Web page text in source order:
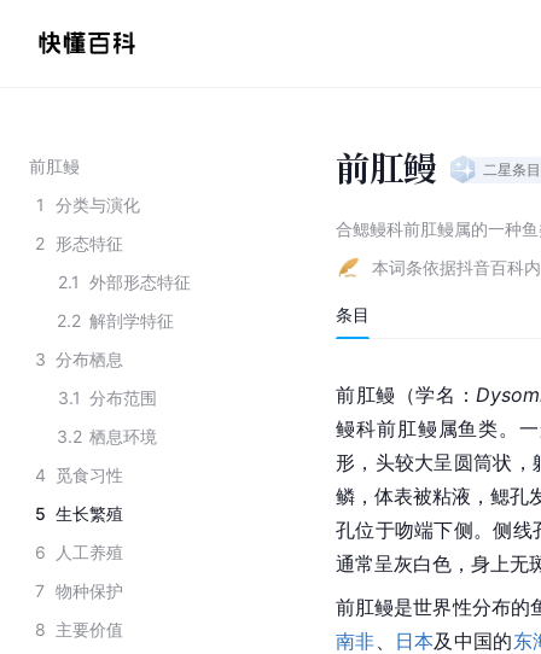
前肛鳗
1
分类与演化
2 形态特征
2.1 外部形态特征
2.2 解剖学特征
3 分布栖息
3.1 分布范围
3.2 栖息环境
4 觅食习性
5 生长繁殖
6
人工养殖
7 物种保护
8 主要价值
前肛鳗 二星条目
合鳃鳗科前肛鳗属的一种
本词条依据抖音百科
条目
前肛鳗（学名：
鳗科前肛鳗属鱼类。
形，头较大呈圆筒状，
鳞，体表被粘液，鳃孔
孔位于吻端下侧。侧线
通常呈灰白色，身上无
前肛鳗是世界性分布的
南非
日本及中国的东